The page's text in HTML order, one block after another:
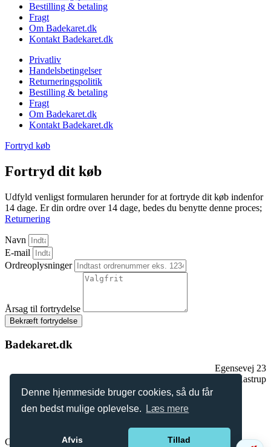
Denne hjemmeside bruger cookies, så du får
den bedst mulige oplevelse.
Læs mere
Afvis Tillad
Bestilling & betaling
Fragt
Om Badekaret.dk
Kontakt Badekaret.dk
Privatliv
Handelsbetingelser
Returneringspolitik
Bestilling & betaling
Fragt
Om Badekaret.dk
Kontakt Badekaret.dk
Fortryd køb
Fortryd dit køb
Udfyld venligst formularen herunder for at fortryde dit køb indenfor
14 dage. Er din ordre over 14 dage, bedes du benytte denne proces;
Returnering
Navn
E-mail
Ordreoplysninger
Årsag til fortrydelse
Bekræft fortrydelse
Badekaret.dk
Egensevej 23
2770 Kastrup
Tlf.:+
Copyright © 2026 | Badekaret.dk